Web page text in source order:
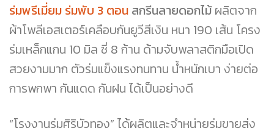
ร่มพรีเมี่ยม ร่มพับ 3 ตอน สกรีนลายดอกไม้ผลิตจาก
ผ้าโพลีเอสเตอร์เคลือบกันยูวีสีเงิน หนา 190 เส้น โครง
ร่มเหล็กแกน 10 มิล ซี่ 8 ก้าน ด้ามจับพลาสติกมือเปิด
สวยงามมาก ตัวร่มแข็งแรงทนทาน น้ำหนักเบา ง่ายต่อ
การพกพา กันแดด กันฝน ได้เป็นอย่างดี
“โรงงานร่มศิริบัวทอง” ได้ผลิตและจำหน่ายร่มขายส่ง